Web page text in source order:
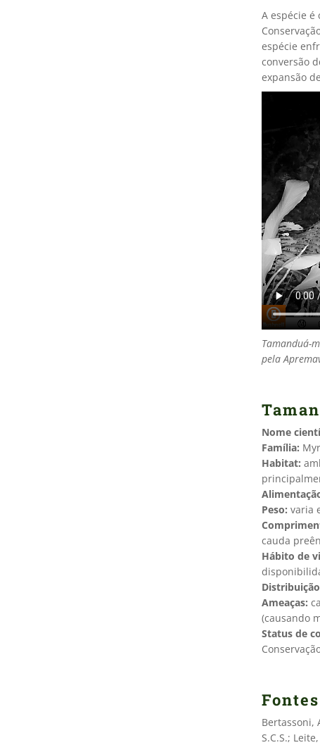
A espécie é
espécie
conversão
expansão
Tamanduá-
pela
Nome
Família:
Habitat:
Peso: varia
cauda
Hábito de
Ameaças:
(causando
Status de
Bertassoni,
S.C.S.;